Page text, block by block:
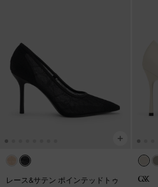
レース&サテン ポインテッドトゥ